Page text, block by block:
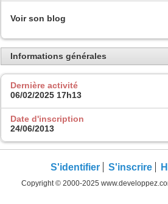
Voir son blog
Informations générales
Dernière activité
06/02/2025 17h13
Date d'inscription
24/06/2013
S'identifier S'inscrire
Copyright © 2000-2025